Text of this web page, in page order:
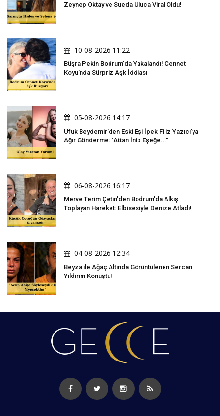
Zeynep Oktay ve Sueda Uluca Viral Oldu!
10-08-2026 11:22
Büşra Pekin Bodrum'da Yakalandı! Cennet
Koyu'nda Sürpriz Aşk İddiası
05-08-2026 14:17
Ufuk Beydemir'den Eski Eşi İpek Filiz Yazıcı'ya
Ağır Gönderme: "Attan İnip Eşeğe..."
06-08-2026 16:17
Merve Terim Çetin'den Bodrum'da Alkış
Toplayan Hareket: Elbisesiyle Denize Atladı!
04-08-2026 12:34
Beyza ile Ağaç Altında Görüntülenen Sercan
Yıldırım Konuştu!